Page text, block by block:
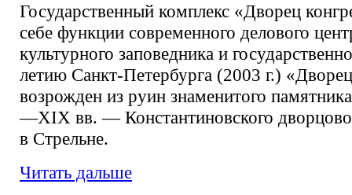
Государственный комплекс «Дворец
себе функции современного делового
культурного заповедника и
летию Санкт-Петербурга (2003 г.)
возрожден из руин знаменитого
—XIX вв. — Константиновского
в Стрельне.
Читать дальше